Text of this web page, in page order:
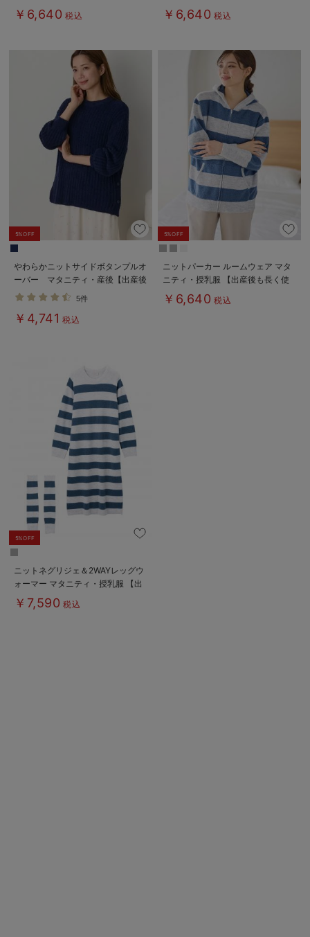
￥6,640 税込 ￥6,640 税込
5%OFF
やわらかニットサイドボタンプルオ
ーバー マタニティ・産後【出産後
も長く使える】
5件
￥4,741 税込
5%OFF
ニットパーカー ルームウェア マタ
ニティ・授乳服 【出産後も長く使
える】
￥6,640 税込
5%OFF
ニットネグリジェ＆2WAYレッグウ
ォーマー マタニティ・授乳服 【出
産後も長く使える】
￥7,590 税込